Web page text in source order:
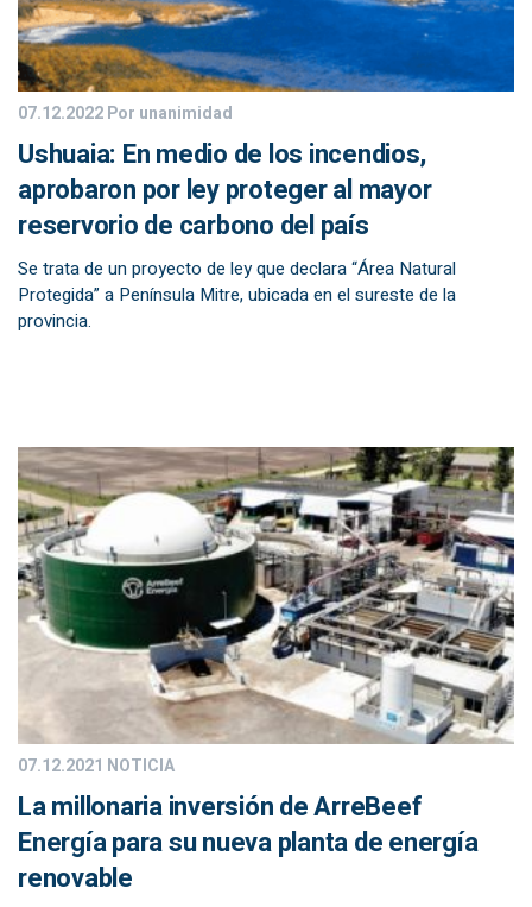
07.12.2022Por unanimidad
Ushuaia: En medio de los incendios,
aprobaron por ley proteger al mayor
reservorio de carbono del país
Se trata de un proyecto de ley que declara “Área Natural
Protegida” a Península Mitre, ubicada en el sureste de la
provincia.
07.12.2021 NOTICIA
La millonaria inversión de ArreBeef
Energía para su nueva planta de energía
renovable